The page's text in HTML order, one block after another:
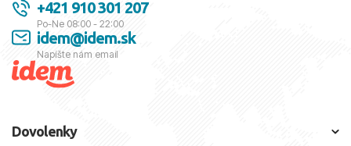
+421 910 301 207
Po-Ne 08:00 - 22:00
idem@idem.sk
Napíšte nám email
Dovolenky